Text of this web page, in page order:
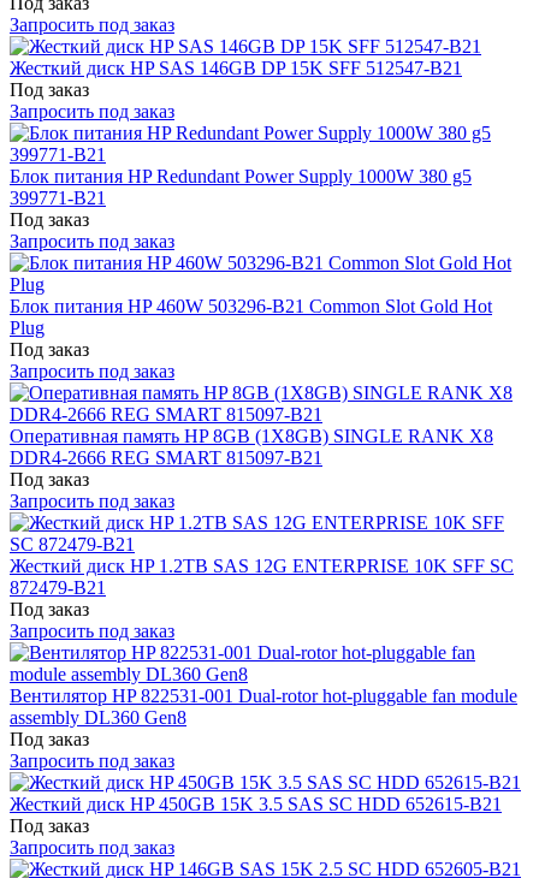
Запросить под заказ
Жесткий диск HP SAS 146GB DP 15K SFF 512547-B21
Под заказ
Запросить под заказ
Блок питания HP Redundant Power Supply 1000W 380 g5
399771-B21
Под заказ
Запросить под заказ
Блок питания HP 460W 503296-B21 Common Slot Gold Hot
Plug
Под заказ
Запросить под заказ
Оперативная память HP 8GB (1X8GB) SINGLE RANK X8
DDR4-2666 REG SMART 815097-B21
Под заказ
Запросить под заказ
Жесткий диск HP 1.2TB SAS 12G ENTERPRISE 10K SFF SC
872479-B21
Под заказ
Запросить под заказ
Вентилятор HP 822531-001 Dual-rotor hot-pluggable fan module
assembly DL360 Gen8
Под заказ
Запросить под заказ
Жесткий диск HP 450GB 15K 3.5 SAS SC HDD 652615-B21
Под заказ
Запросить под заказ